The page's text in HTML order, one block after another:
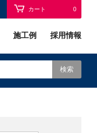
カート 0
施工例 採用情報
検索